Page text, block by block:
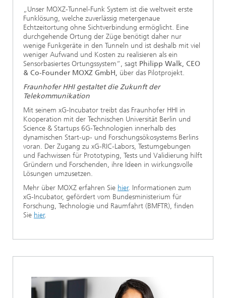
„Unser MOXZ-Tunnel-Funk System ist die weltweit erste
Funklösung, welche zuverlässig metergenaue
Echtzeitortung ohne Sichtverbindung ermöglicht. Eine
durchgehende Ortung der Züge benötigt daher nur
wenige Funkgeräte in den Tunneln und ist deshalb mit viel
weniger Aufwand und Kosten zu realisieren als ein
Sensorbasiertes Ortungssystem“, sagt Philipp Walk, CEO
& Co-Founder MOXZ GmbH, über das Pilotprojekt.
Fraunhofer HHI gestaltet die Zukunft der
Telekommunikation
Mit seinem xG-Incubator treibt das Fraunhofer HHI in
Kooperation mit der Technischen Universität Berlin und
Science & Startups 6G-Technologien innerhalb des
dynamischen Start-up- und Forschungsökosystems Berlins
voran. Der Zugang zu xG-RIC-Labors, Testumgebungen
und Fachwissen für Prototyping, Tests und Validierung hilft
Gründern und Forschenden, ihre Ideen in wirkungsvolle
Lösungen umzusetzen.
Mehr über MOXZ erfahren Sie hier. Informationen zum
xG-Incubator, gefördert vom Bundesministerium für
Forschung, Technologie und Raumfahrt (BMFTR), finden
Sie hier.